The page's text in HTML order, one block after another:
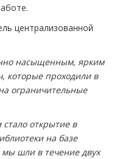
централизованной
насыщенным, ярким
которые проходили в
ограничительные
открытие в
на базе
шли в течение двух